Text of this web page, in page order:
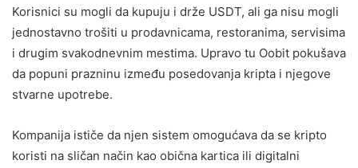
Korisnici su mogli da kupuju i drže USDT, ali ga nisu mogli
jednostavno trošiti u prodavnicama, restoranima, servisima
i drugim svakodnevnim mestima. Upravo tu Oobit pokušava
da popuni prazninu između posedovanja kripta i njegove
stvarne upotrebe.
Kompanija ističe da njen sistem omogućava da se kripto
koristi na sličan način kao obična kartica ili digitalni